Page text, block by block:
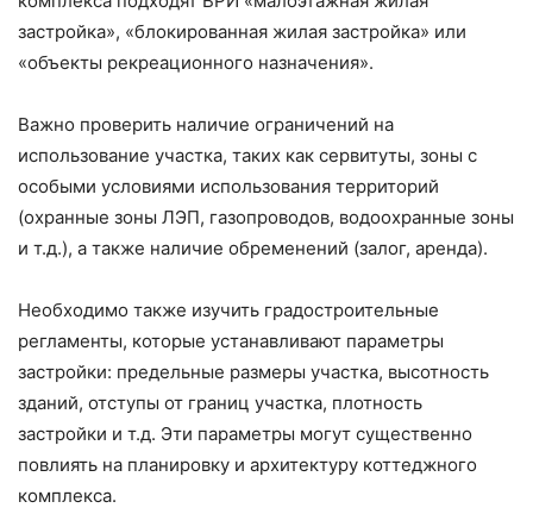
застройка», «блокированная жилая застройка» или
«объекты рекреационного назначения».
Важно проверить наличие ограничений на
использование участка, таких как сервитуты, зоны с
особыми условиями использования территорий
(охранные зоны ЛЭП, газопроводов, водоохранные зоны
и т.д.), а также наличие обременений (залог, аренда).
Необходимо также изучить градостроительные
регламенты, которые устанавливают параметры
застройки: предельные размеры участка, высотность
зданий, отступы от границ участка, плотность
застройки и т.д. Эти параметры могут существенно
повлиять на планировку и архитектуру коттеджного
комплекса.